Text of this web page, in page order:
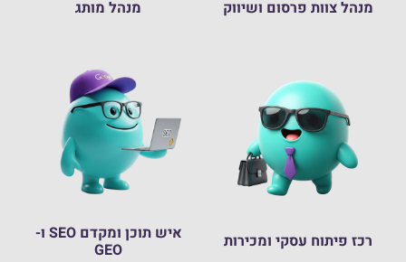
מנהל צוות פרסום ושיווק מנהל מותג
רכז פיתוח עסקי ומכירות איש תוכן ומקדם SEO ו-
GEO